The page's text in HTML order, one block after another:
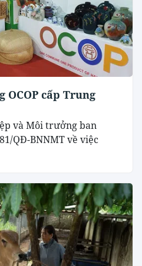
OCOP cấp Trung
và Môi trưởng ban
QĐ-BNNMT về việc